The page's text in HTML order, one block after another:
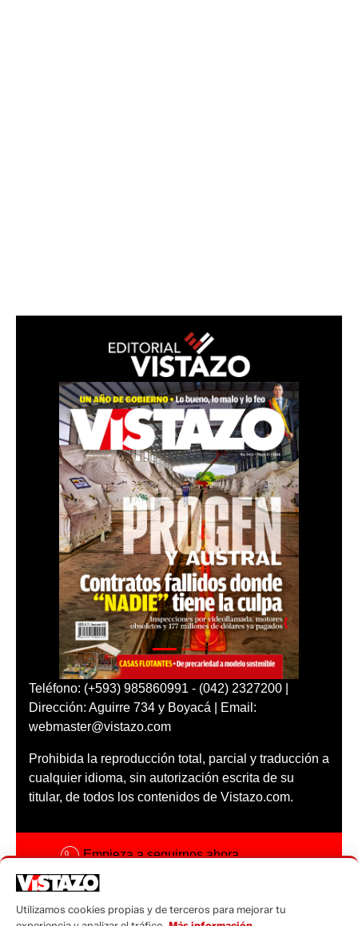
Teléfono: (+593) 985860991 - (042) 2327200 |
Dirección: Aguirre 734 y Boyacá | Email:
webmaster@vistazo.com
Prohibida la reproducción total, parcial y traducción a
cualquier idioma, sin autorización escrita de su
titular, de todos los contenidos de Vistazo.com.
Empieza a seguirnos ahora
Código ética
Utilizamos cookies propias y de terceros para mejorar tu